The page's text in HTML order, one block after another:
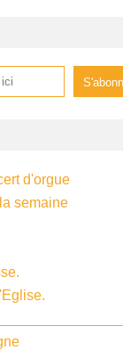
d'orgue
semaine